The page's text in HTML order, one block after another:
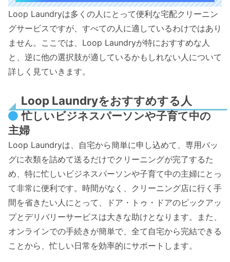
Loop Laundryは多くの人にとって便利な宅配クリーニン
グサービスですが、すべての人に適しているわけではあり
ません。ここでは、Loop Laundryが特におすすめな人
と、逆に他の選択肢が適しているかもしれない人について
詳しく見ていきます。
Loop Laundryをおすすめする人
忙しいビジネスパーソンや子育て中の
主婦
Loop Laundryは、自宅から簡単に申し込めて、専用バッ
グに衣類を詰めて送るだけでクリーニングが完了するた
め、特に忙しいビジネスパーソンや子育て中の主婦にとっ
て非常に便利です。時間がなく、クリーニング店に行く手
間を省きたい人にとって、ドア・トゥ・ドアのピックアッ
プとデリバリーサービスは大きな助けとなります。また、
オンラインでの手続きが簡単で、全て自宅から完結できる
ことから、忙しい日常を効率的にサポートします。